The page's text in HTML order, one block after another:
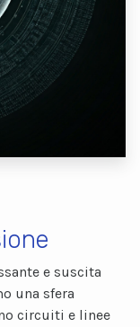
e suscita
una sfera
circuiti e linee